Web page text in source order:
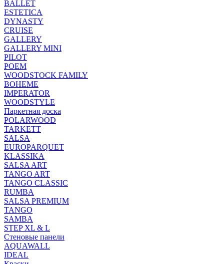
BALLET
ESTETICA
DYNASTY
CRUISE
GALLERY
GALLERY MINI
PILOT
POEM
WOODSTOCK FAMILY
BOHEME
IMPERATOR
WOODSTYLE
Паркетная доска
POLARWOOD
TARKETT
SALSA
EUROPARQUET
KLASSIKA
SALSA ART
TANGO ART
TANGO CLASSIC
RUMBA
SALSA PREMIUM
TANGO
SAMBA
STEP XL & L
Стеновые панели
AQUAWALL
IDEAL